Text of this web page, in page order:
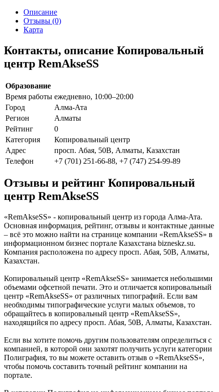
Описание
Отзывы (0)
Карта
Контакты, описание Копировальный
центр RemAkseSS
Образование
Время работы ежедневно, 10:00–20:00
Город
Алма-Ата
Регион
Алматы
Рейтинг
0
Категория
Копировальный центр
Адрес
просп. Абая, 50В, Алматы, Казахстан
Телефон
+7 (701) 251-66-88, +7 (747) 254-99-89
Отзывы и рейтинг Копировальный
центр RemAkseSS
«RemAkseSS» - копировальный центр из города Алма-Ата.
Основная информация, рейтинг, отзывы и контактные данные
– всё это можно найти на странице компании «RemAkseSS» в
информационном бизнес портале Казахстана bizneskz.su.
Компания расположена по адресу просп. Абая, 50В, Алматы,
Казахстан.
Копировальный центр «RemAkseSS» занимается небольшими
объемами офсетной печати. Это и отличается копировальный
центр «RemAkseSS» от различных типографий. Если вам
необходимы типографические услуги малых объемов, то
обращайтесь в копировальный центр «RemAkseSS»,
находящийся по адресу просп. Абая, 50В, Алматы, Казахстан.
Если вы хотите помочь другим пользователям определиться с
компанией, в которой они захотят получить услуги категории
Полиграфия, то вы можете оставить отзыв о «RemAkseSS»,
чтобы помочь составить точный рейтинг компании на
портале.